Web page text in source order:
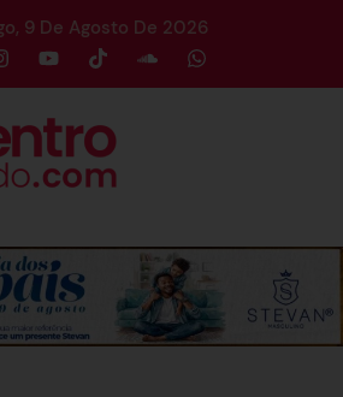
9 De Agosto De 2026